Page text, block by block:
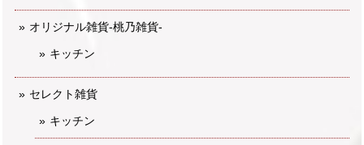
オリジナル雑貨-桃乃雑貨-
キッチン
セレクト雑貨
キッチン